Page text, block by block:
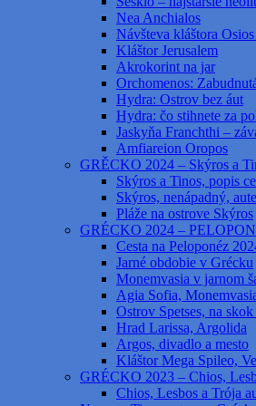
Nea Anchialos
Návšteva kláštora
Kláštor Jerusalem
Akrokorint na jar
Orchomenos:
Hydra: Ostrov bez áut
Hydra: čo stihnete za
Jaskyňa Franchthi –
Amfiareion Oropos
GRĚCKO 2024 – Skýros a
Skýros a Tinos, popis
Skýros, nenápadný,
Pláže na ostrove Skýros
GRÉCKO 2024 –
Cesta na Peloponéz
Jarné obdobie v Grécku
Monemvasia v jarnom
Agia Sofia,
Ostrov Spetses, na
Hrad Larissa, Argolida
Argos, divadlo a mesto
Kláštor Mega Spileo,
GRÉCKO 2023 – Chios,
Chios, Lesbos a Trója